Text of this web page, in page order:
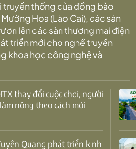
truyền thống của đồng bào
Hoa (Lào Cai), các sản
lên các sàn thương mại điện
triển mới cho nghề truyền
khoa học công nghệ và
nông theo cách mới